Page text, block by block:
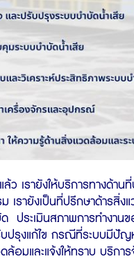
แล้ว เรายังให้บริการทางด้า
รายังเป็นที่ปรึกษาด้ารสิ่
ประเมินสภาพการทำงาน
ปรุงแก้ไข กรณีที่ระบบมีปั
อมและแจ้งให้ทราบ บริกา